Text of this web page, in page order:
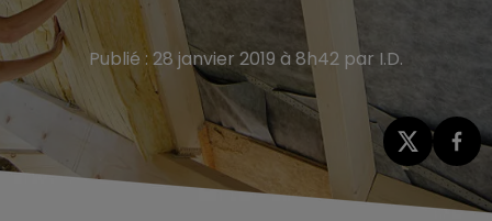
Publié : 28 janvier 2019 à 8h42 par I.D.